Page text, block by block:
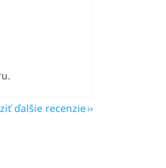
ďalšie recenzie